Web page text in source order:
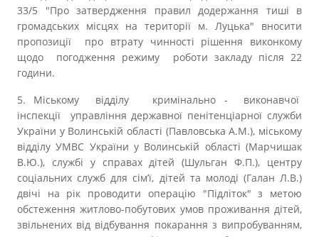
33/5 "Про затвердження правил додержання тиші в
громадських місцях на території м. Луцька" вносити
пропозиції про втрату чинності рішення виконкому
щодо погодження режиму роботи закладу після 22
години.
5. Міському відділу кримінально - виконавчої
інспекції управління державної пенітенціарної служби
України у Волинській області (Павловська А.М.), міському
відділу УМВС України у Волинській області (Марчишак
В.Ю.), службі у справах дітей (Шульган Ф.П.), центру
соціальних служб для сім’ї, дітей та молоді (Галан Л.В.)
двічі на рік проводити операцію "Підліток" з метою
обстеження житлово-побутових умов проживання дітей,
звільнених від відбування покарання з випробуванням,